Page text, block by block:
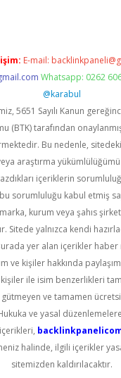
E-mail:
Whatsapp: 0262
@karabul
5651 Sayılı Kanun
(BTK) tarafından
Bu nedenle,
araştırma
içeriklerin
sorumluluğu kabul etmiş
kurum veya şahıs
Sitede yalnızca kendi
yer alan içerikler haber
ve kişiler hakkında
ile isim benzerlikleri
gütmeyen ve tamamen
ve yasal
halinde, ilgili içerikler
sitemizden kaldırılacaktır.